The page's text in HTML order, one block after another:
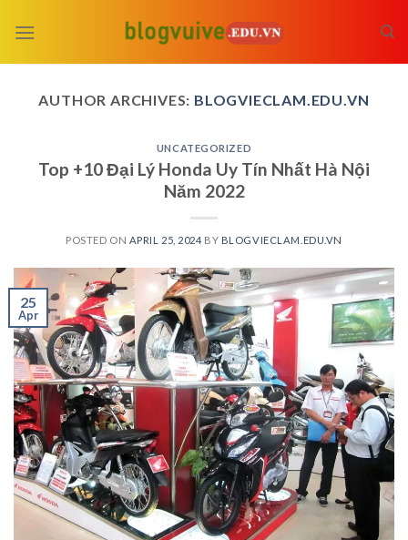
AUTHOR ARCHIVES: BLOGVIECLAM.EDU.VN
UNCATEGORIZED
Top +10 Đại Lý Honda Uy Tín Nhất Hà Nội
Năm 2022
POSTED ON APRIL 25, 2024 BY BLOGVIECLAM.EDU.VN
25
Apr